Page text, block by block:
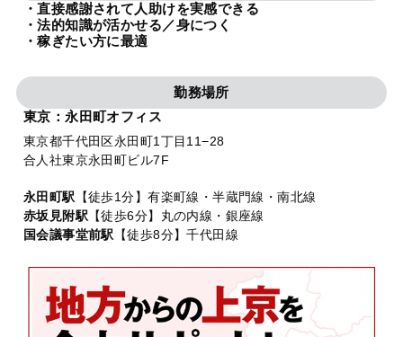
・直接感謝されて人助けを実感できる
・法的知識が活かせる／身につく
・稼ぎたい方に最適
勤務場所
東京：永田町オフィス
東京都千代田区永田町1丁目11−28
合人社東京永田町ビル7F
永田町駅 【徒歩1分】有楽町線・半蔵門線・南北線
赤坂見附駅 【徒歩6分】丸の内線・銀座線
国会議事堂前駅
【徒歩8分】千代田線
プライバシーポリシー 利用規約 内部通報
TikTok受賞